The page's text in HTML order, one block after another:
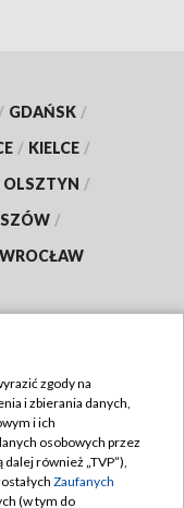
/ GDAŃSK /
/ KIELCE /
OLSZTYN /
/
WROCŁAW
zgody na
i zbierania danych,
i ich
osobowych przez
również „TVP”),
Zaufanych
(w tym do